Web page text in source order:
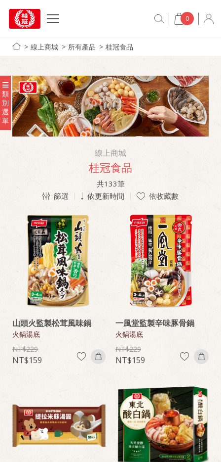
0
線上商城 所有產品 桂冠食品
類
別
選
單
線上商城
桂冠食品
共133筆
篩選
依更新時間 依收藏數
山頭火監製松茸風味鍋
火鍋湯底
229
159
一風堂監製辛味豚骨鍋
火鍋湯底
229
159